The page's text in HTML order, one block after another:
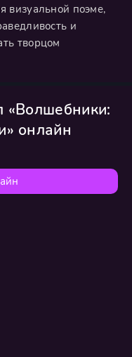
визуальной поэме,
и
творцом
«Волшебники:
онлайн